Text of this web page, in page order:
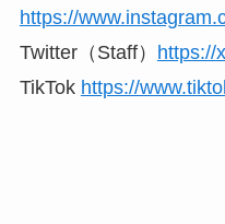
https://
Twitter（Staff）
https://
TikTok https://